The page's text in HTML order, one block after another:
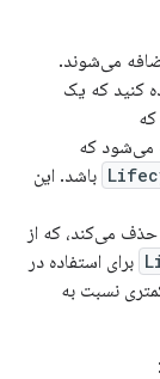
می‌شوند.
کنید که یک
می‌شود که
باشد. این
حذف می‌کند، که از
برای استفاده در
نسبت به